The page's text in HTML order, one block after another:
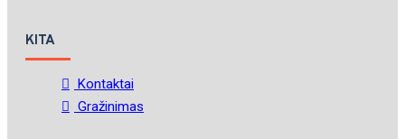
KITA
Kontaktai
Gražinimas